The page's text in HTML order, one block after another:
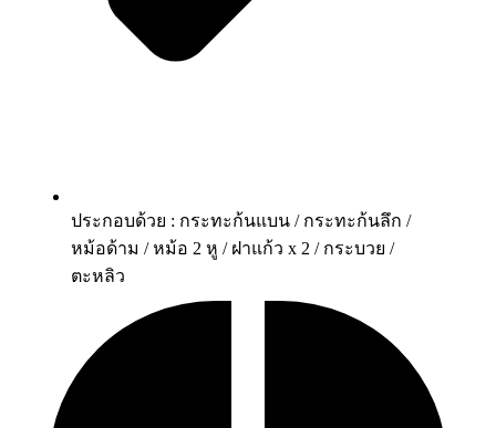
ประกอบด้วย : กระทะก้นแบน / กระทะก้นลึก /
หม้อด้าม / หม้อ 2 หู / ฝาแก้ว x 2 / กระบวย /
ตะหลิว